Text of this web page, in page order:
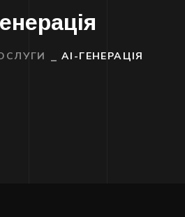
AI-ГЕНЕРАЦІЯ